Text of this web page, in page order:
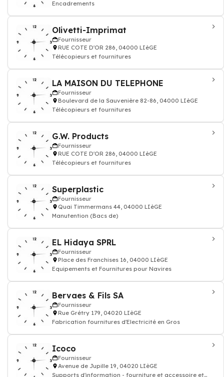
Encadrements
Olivetti-Imprimat
Fournisseur
RUE COTE D'OR 286, 04000 LIèGE
Télécopieurs et fournitures
LA MAISON DU TELEPHONE
Fournisseur
Boulevard de la Sauvenière 82-86, 04000 LIèGE
Télécopieurs et fournitures
G.W. Products
Fournisseur
RUE COTE D'OR 286, 04000 LIèGE
Télécopieurs et fournitures
Superplastic
Fournisseur
Quai Timmermans 44, 04000 LIèGE
Manutention (Bacs de)
EL Hidaya SPRL
Fournisseur
Place des Franchises 16, 04000 LIèGE
Equipements et Fournitures pour Navires
Bervaes & Fils SA
Fournisseur
Rue Grétry 179, 04020 LIèGE
Fabrication fournitures d'Electricité en Gros
Icoco
Fournisseur
Avenue de Jupille 19, 04020 LIèGE
Supports d'information - fourniture et accessoire et